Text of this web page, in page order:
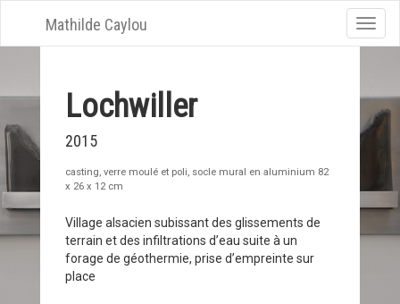
Toggle
Mathilde Caylou
Lochwiller
2015
casting, verre moulé et poli, socle mural en aluminium 82
x 26 x 12 cm
Village alsacien subissant des glissements de
terrain et des infiltrations d’eau suite à un
forage de géothermie, prise d’empreinte sur
place